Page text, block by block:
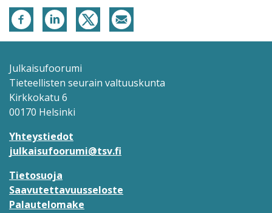
Julkaisufoorumi
Tieteellisten seurain valtuuskunta
Kirkkokatu 6
00170 Helsinki
Yhteystiedot
julkaisufoorumi@tsv.fi
Tietosuoja
Saavutettavuusseloste
Palautelomake